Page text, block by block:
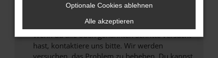
unterstützt werden.
Wende dich an den Webseitenbetreiber.
Wenn du alle oben genannten Schritte versucht
hast, kontaktiere uns bitte. Wir werden
versuchen, das Problem zu beheben. Du kannst
Optionale Cookies ablehnen
Alle akzeptieren